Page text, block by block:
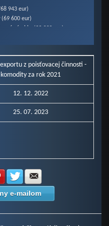
943 eur)
600 eur)
výrobky (22 990 eur)
zariadenia (17 946 eur)
(8 918 eur)
z poisťovacej činnosti -
komodity za rok 2021
12. 12. 2022
25. 07. 2023
Facebook
na LinkedIn
Zdielať na Pinterest
Zdielať na Twitter
e-mailom